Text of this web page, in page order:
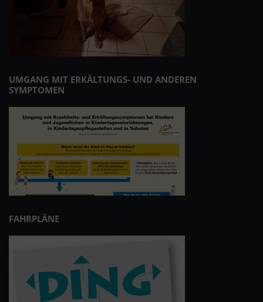
UMGANG MIT ERKÄLTUNGS- UND ANDEREN
SYMPTOMEN
FAHRPLÄNE